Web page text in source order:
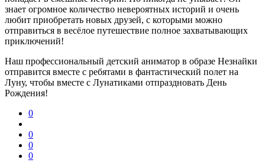
знает огромное количество невероятных историй и очень
любит приобретать новых друзей, с которыми можно
отправиться в весёлое путешествие полное захватывающих
приключений!
Наш профессиональный детский аниматор в образе Незнайки
отправится вместе с ребятами в фантастический полет на
Луну, чтобы вместе с Лунатиками отпраздновать День
Рождения!
0
0
0
0